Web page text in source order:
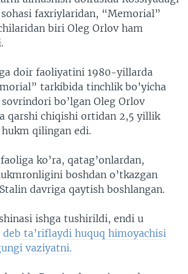
faxriylaridan, “Memorial”
biri Oleg Orlov ham
doir faoliyatini 1980-yillarda
tarkibida tinchlik bo’yicha
bo’lgan Oleg Orlov
qarshi chiqishi ortidan 2,5 yillik
qilingan edi.
ko’ra, qatag’onlardan,
boshdan o’tkazgan
davriga qaytish boshlangan.
ishga tushirildi, endi u
deb ta’riflaydi huquq himoyachisi
vaziyatni.